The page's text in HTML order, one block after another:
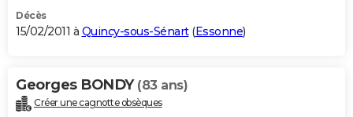
Décès
15/02/2011 à Quincy-sous-Sénart(Essonne)
Georges BONDY (83 ans)
Créer une cagnotte obsèques